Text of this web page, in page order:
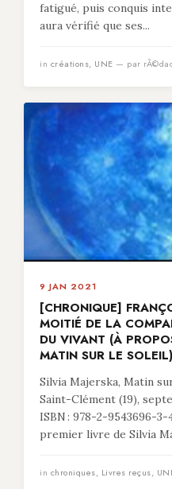
fatigué, puis conquis
aura vérifié que ses...
in créations, UNE — par
9 JAN 2021
[CHRONIQUE]
MOITIÉ DE LA
DU VIVANT (À
MATIN SUR LE SOLEIL)
Silvia Majerska, Matin
Saint-Clément (19),
ISBN : 978-2-9543696-
premier livre de Silvia
in chroniques, Livres reçus,